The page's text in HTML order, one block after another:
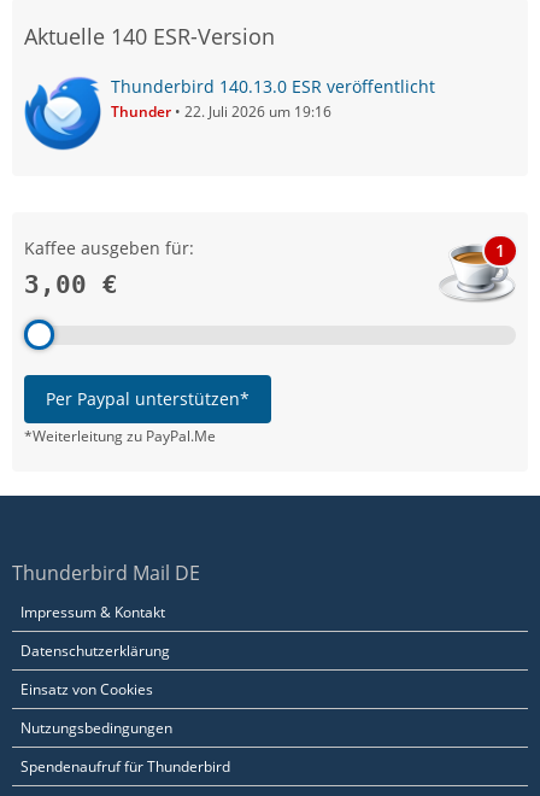
Aktuelle 140 ESR-Version
Thunderbird 140.13.0 ESR veröffentlicht
Thunder 22. Juli 2026 um 19:16
Kaffee ausgeben für:
3,00 €
1
Per Paypal unterstützen*
*Weiterleitung zu PayPal.Me
Thunderbird Mail DE
Impressum & Kontakt
Datenschutzerklärung
Einsatz von Cookies
Nutzungsbedingungen
Spendenaufruf für Thunderbird